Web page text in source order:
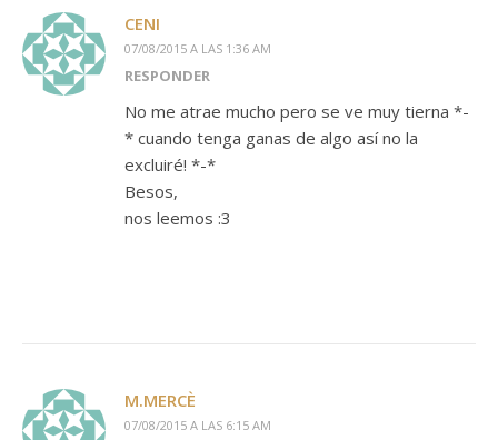
CENI
07/08/2015 A LAS 1:36 AM
RESPONDER
No me atrae mucho pero se ve muy tierna *-
* cuando tenga ganas de algo así no la
excluiré! *-*
Besos,
nos leemos :3
M.MERCÈ
07/08/2015 A LAS 6:15 AM